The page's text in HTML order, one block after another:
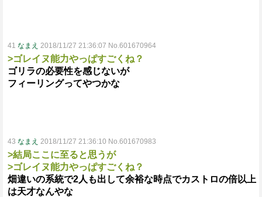
41 なまえ 2018/11/27 21:36:07 No.601670964
>ゴレイヌ能力やっぱすごくね？
ゴリラの必要性を感じないが
フィーリングってやつかな
43 なまえ 2018/11/27 21:36:10 No.601670983
>結局ここに至ると思うが
>ゴレイヌ能力やっぱすごくね？
畑違いの系統で2人も出して余裕な時点でカストロの倍以上
は天才なんやな